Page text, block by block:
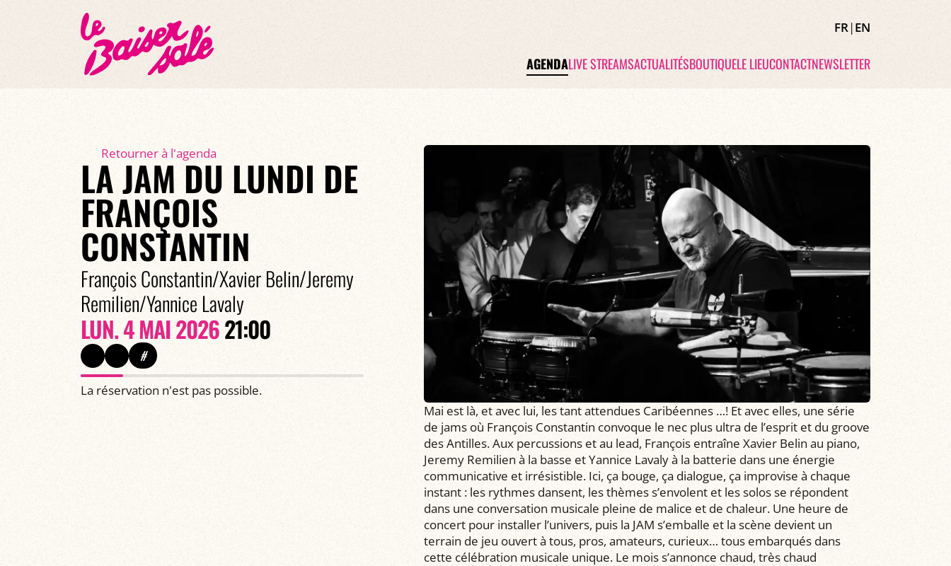
FR|EN
AGENDALIVE STREAMSACTUALITÉSBOUTIQUELE LIEUCONTACTNEWSLETTER
Retourner à l'agenda
LA JAM DU LUNDI DE
FRANÇOIS
CONSTANTIN
François Constantin/Xavier Belin/Jeremy
Remilien/Yannice Lavaly
LUN. 4 MAI 202621:00
#
La réservation n'est pas possible.
Mai est là, et avec lui, les tant attendues Caribéennes …! Et avec elles, une série
de jams où François Constantin convoque le nec plus ultra de l’esprit et du groove
des Antilles. Aux percussions et au lead, François entraîne Xavier Belin au piano,
Jeremy Remilien à la basse et Yannice Lavaly à la batterie dans une énergie
communicative et irrésistible. Ici, ça bouge, ça dialogue, ça improvise à chaque
instant : les rythmes dansent, les thèmes s’envolent et les solos se répondent
dans une conversation musicale pleine de malice et de chaleur. Une heure de
concert pour installer l’univers, puis la JAM s’emballe et la scène devient un
terrain de jeu ouvert à tous, pros, amateurs, curieux… tous embarqués dans
cette célébration musicale unique. Le mois s’annonce chaud, très chaud